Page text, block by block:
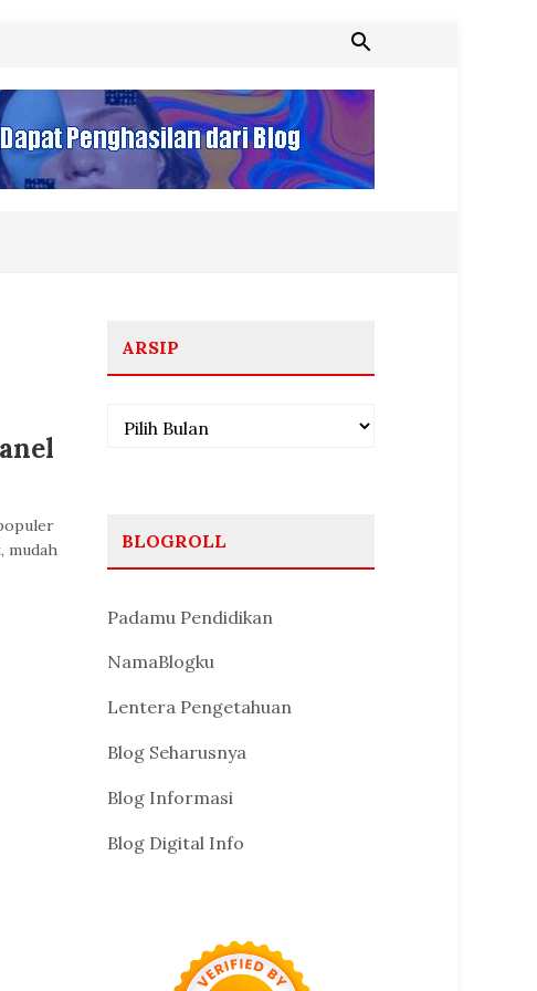
mudah
ARSIP
Arsip
BLOGROLL
Padamu Pendidikan
NamaBlogku
Lentera Pengetahuan
Blog Seharusnya
Blog Informasi
Blog Digital Info